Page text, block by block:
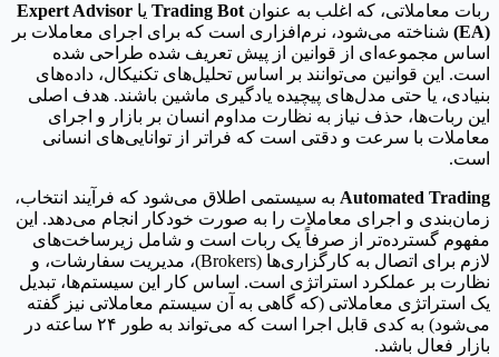
ربات معاملاتی، که اغلب به عنوان Trading Bot یا Expert Advisor
(EA) شناخته می‌شود، نرم‌افزاری است که برای اجرای معاملات بر
اساس مجموعه‌ای از قوانین از پیش تعریف شده طراحی شده
است. این قوانین می‌توانند بر اساس تحلیل‌های تکنیکال، داده‌های
بنیادی، یا حتی مدل‌های پیچیده یادگیری ماشین باشند. هدف اصلی
این ربات‌ها، حذف نیاز به نظارت مداوم انسان بر بازار و اجرای
معاملات با سرعت و دقتی است که فراتر از توانایی‌های انسانی
است.
Automated Trading به سیستمی اطلاق می‌شود که فرآیند انتخاب،
زمان‌بندی و اجرای معاملات را به صورت خودکار انجام می‌دهد. این
مفهوم گسترده‌تر از صرفاً یک ربات است و شامل زیرساخت‌های
لازم برای اتصال به کارگزاری‌ها (Brokers)، مدیریت سفارشات، و
نظارت بر عملکرد استراتژی است. اساس کار این سیستم‌ها، تبدیل
یک استراتژی معاملاتی (که گاهی به آن سیستم معاملاتی نیز گفته
می‌شود) به کدی قابل اجرا است که می‌تواند به طور ۲۴ ساعته در
بازار فعال باشد.